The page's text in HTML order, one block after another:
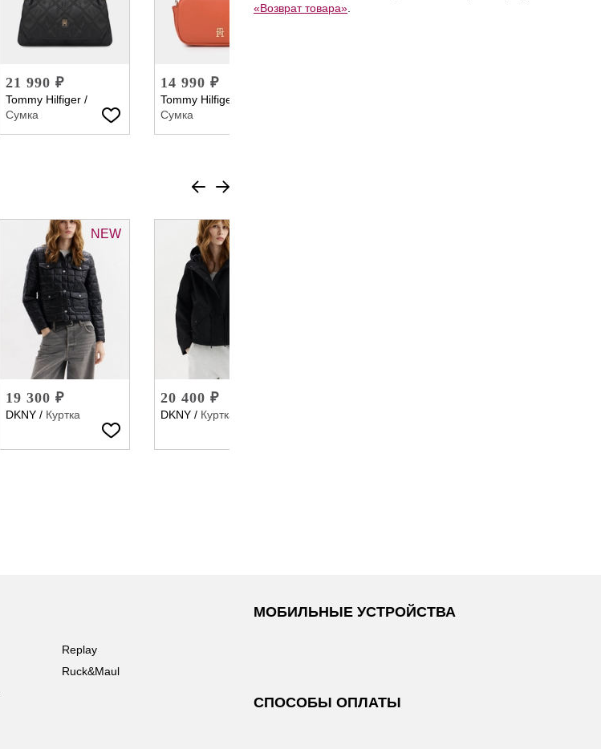
21 990 ₽
Tommy Hilfiger /
Сумка
14 990 ₽
Tommy Hilfiger
Сумка
NEW
19 300 ₽
DKNY / Куртка
20 400 ₽
DKNY / Куртка
«Возврат товара»
Replay
Ruck&Maul
МОБИЛЬНЫЕ УСТРОЙСТВА
СПОСОБЫ ОПЛАТЫ